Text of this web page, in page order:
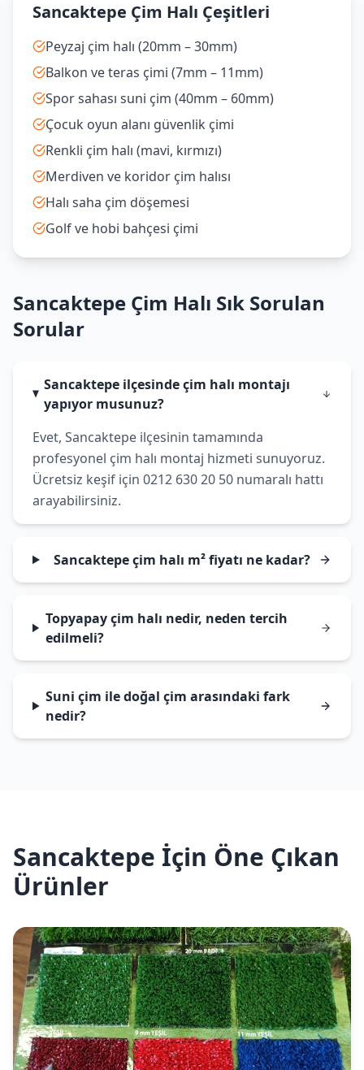
Sancaktepe Çim Halı Çeşitleri
Peyzaj çim halı (20mm – 30mm)
Balkon ve teras çimi (7mm – 11mm)
Spor sahası suni çim (40mm – 60mm)
Çocuk oyun alanı güvenlik çimi
Renkli çim halı (mavi, kırmızı)
Merdiven ve koridor çim halısı
Halı saha çim döşemesi
Golf ve hobi bahçesi çimi
Sancaktepe Çim Halı Sık Sorulan
Sorular
Sancaktepe ilçesinde çim halı montajı
yapıyor musunuz?
Evet, Sancaktepe ilçesinin tamamında
profesyonel çim halı montaj hizmeti sunuyoruz.
Ücretsiz keşif için 0212 630 20 50 numaralı hattı
arayabilirsiniz.
Sancaktepe çim halı m² fiyatı ne kadar?
Topyapay çim halı nedir, neden tercih
edilmeli?
Suni çim ile doğal çim arasındaki fark
nedir?
Sancaktepe İçin Öne Çıkan
Ürünler